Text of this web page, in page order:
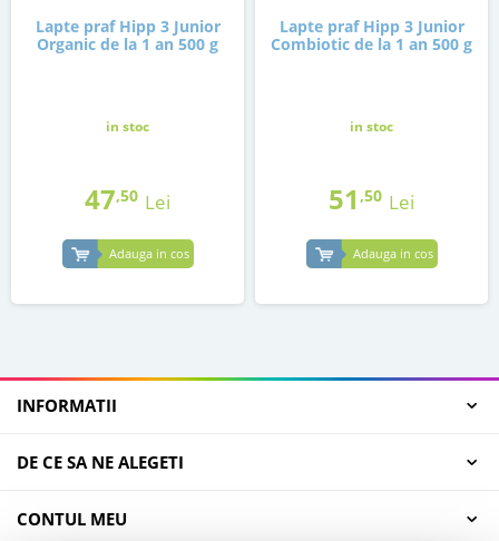
Lapte praf Hipp 3 Junior
Organic de la 1 an 500 g
in stoc
47,50 Lei
Adauga in cos
Lapte praf Hipp 3 Junior
Combiotic de la 1 an 500 g
in stoc
51 ,50 Lei
Adauga in cos
INFORMATII
DE CE SA NE ALEGETI
CONTUL MEU